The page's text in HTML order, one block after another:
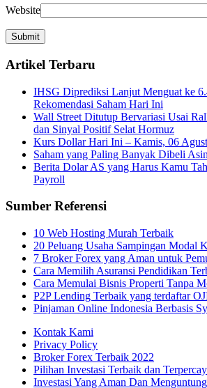
Website
Artikel Terbaru
IHSG Diprediksi Lanjut Menguat ke
Rekomendasi Saham Hari Ini
Wall Street Ditutup Bervariasi Usai
dan Sinyal Positif Selat Hormuz
Kurs Dollar Hari Ini – Kamis, 06
Saham yang Paling Banyak Dibeli
Berita Dolar AS yang Harus Kamu
Payroll
Sumber Referensi
10 Web Hosting Murah Terbaik
20 Peluang Usaha Sampingan Modal
7 Broker Forex yang Aman untuk
Cara Memilih Asuransi Pendidikan
Cara Memulai Bisnis Properti Tanpa
P2P Lending Terbaik yang terdaftar
Pinjaman Online Indonesia Berbasis
Kontak Kami
Privacy Policy
Broker Forex Terbaik 2022
Pilihan Investasi Terbaik dan
Investasi Yang Aman Dan